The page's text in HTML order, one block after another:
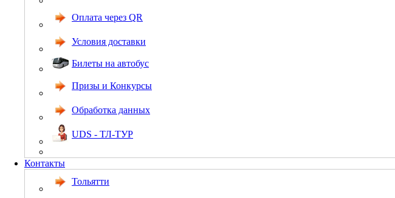
Оплата через QR
Условия доставки
Билеты на автобус
Призы и Конкурсы
Обработка данных
UDS - ТЛ-ТУР
Контакты
Тольятти